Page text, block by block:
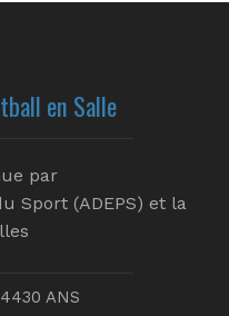
en Salle
par
Sport (ADEPS) et la
ANS